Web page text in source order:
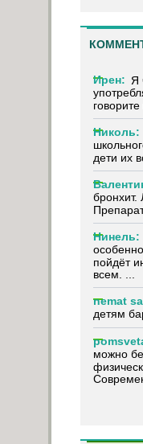
Ирен: Я
говорите
Николь:
дети их
бронхит.
Нинель:
пойдёт
всем. ...
nemat
детям
можно